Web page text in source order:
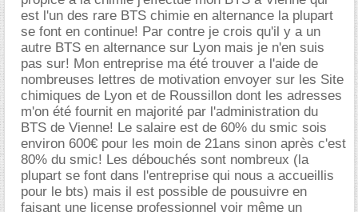
est l'un des rare BTS chimie en alternance la plupart
se font en continue! Par contre je crois qu'il y a un
autre BTS en alternance sur Lyon mais je n'en suis
pas sur! Mon entreprise ma été trouver a l'aide de
nombreuses lettres de motivation envoyer sur les Site
chimiques de Lyon et de Roussillon dont les adresses
m'on été fournit en majorité par l'administration du
BTS de Vienne! Le salaire est de 60% du smic sois
environ 600€ pour les moin de 21ans sinon après c'est
80% du smic! Les débouchés sont nombreux (la
plupart se font dans l'entreprise qui nous a accueillis
pour le bts) mais il est possible de pousuivre en
faisant une license professionnel voir même un